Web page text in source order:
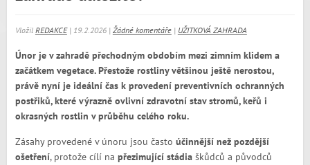
Vložil REDAKCE| 19.2.2026 | Žádné komentáře| UŽITKOVÁ ZAHRADA
Únor je v zahradě přechodným obdobím mezi zimním klidem a
začátkem vegetace. Přestože rostliny většinou ještě nerostou,
právě nyní je ideální čas k provedení preventivních ochranných
postřiků, které výrazně ovlivní zdravotní stav stromů, keřů i
okrasných rostlin v průběhu celého roku.
Zásahy provedené v únoru jsou často účinnější než pozdější
ošetření, protože cílí na přezimující stádiaškůdců a původců